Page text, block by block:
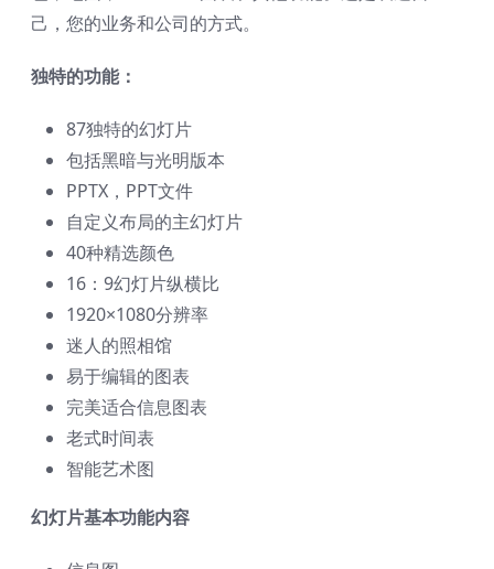
己，您的业务和公司的方式。
独特的功能：
87独特的幻灯片
包括黑暗与光明版本
PPTX，PPT文件
自定义布局的主幻灯片
40种精选颜色
16：9幻灯片纵横比
1920×1080分辨率
迷人的照相馆
易于编辑的图表
完美适合信息图表
老式时间表
智能艺术图
幻灯片基本功能内容